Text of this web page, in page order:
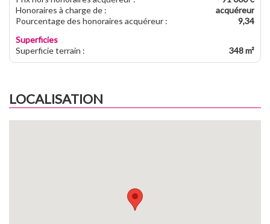
Honoraires à charge de :
acquéreur
Pourcentage des honoraires acquéreur :
9,34
Superficies
Superficie terrain : 348 m²
LOCALISATION